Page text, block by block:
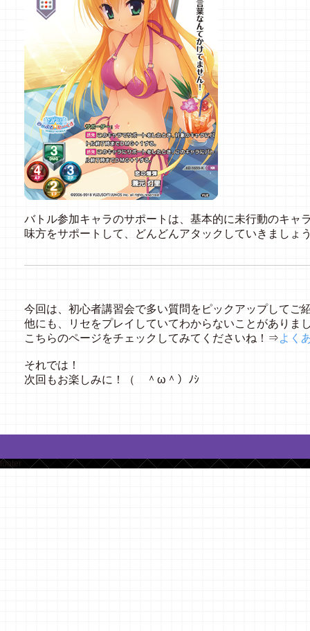
バトル参加キャラのサポートは、基本的に未行動のキャ
味方をサポートして、どんどんアタックしていきましょ
今回は、初心者講習会で多い質問をピックアップしてご
他にも、リセをプレイしていてわからないことがありま
こちらのページをチェックしてみてくださいね！⇒よく
それでは！
次回もお楽しみに！（ ＾ω＾）ﾉｼ
footer